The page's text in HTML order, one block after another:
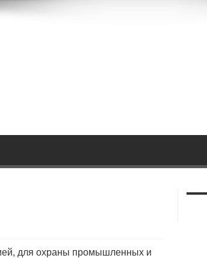
для охраны промышленных и